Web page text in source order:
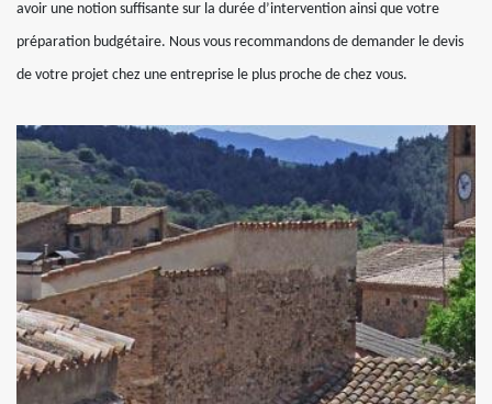
avoir une notion suffisante sur la durée d’intervention ainsi que votre
préparation budgétaire. Nous vous recommandons de demander le devis
de votre projet chez une entreprise le plus proche de chez vous.